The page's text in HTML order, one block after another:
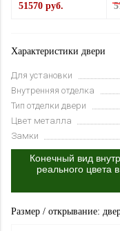
51570 руб.
Характеристики двери
Для установки
Внутренняя отделка
Тип отделки двери
Цвет металла
Замки
Конечный вид
реального цвета
Размер / открывание: